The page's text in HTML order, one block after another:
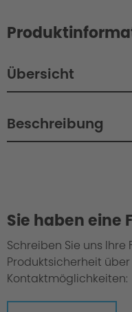
Übersicht
Beschreibung
Sie haben eine
Schreiben Sie uns
Produktsicherheit
Kontaktmöglichkeiten: